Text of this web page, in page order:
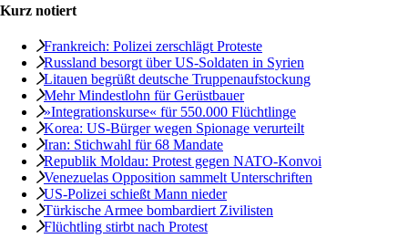
Kurz notiert
Frankreich: Polizei ­zerschlägt Proteste
Russland besorgt über US-Soldaten in Syrien
Litauen begrüßt deutsche Truppenaufstockung
Mehr Mindestlohn für Gerüstbauer
»Integrationskurse« für 550.000 Flüchtlinge
Korea: US-Bürger wegen Spionage verurteilt
Iran: Stichwahl für 68 Mandate
Republik Moldau: Protest gegen NATO-Konvoi
Venezuelas Opposition sammelt Unterschriften
US-Polizei schießt Mann nieder
Türkische Armee bombardiert Zivilisten
Flüchtling stirbt nach Protest